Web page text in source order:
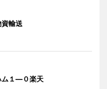
輸送
ム１―０楽天